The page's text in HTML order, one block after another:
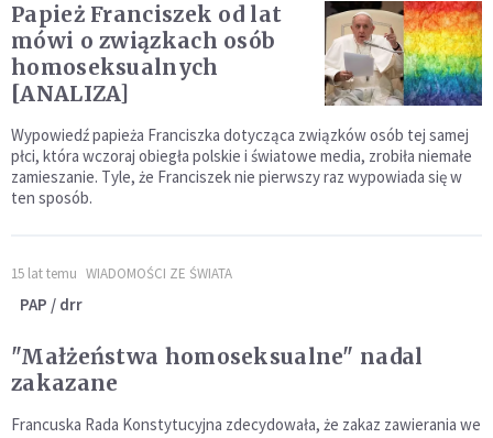
Papież Franciszek od lat
mówi o związkach osób
homoseksualnych
[ANALIZA]
Wypowiedź papieża Franciszka dotycząca związków osób tej samej
płci, która wczoraj obiegła polskie i światowe media, zrobiła niemałe
zamieszanie. Tyle, że Franciszek nie pierwszy raz wypowiada się w
ten sposób.
15 lat temu WIADOMOŚCI ZE ŚWIATA
PAP / drr
"Małżeństwa homoseksualne" nadal
zakazane
Francuska Rada Konstytucyjna zdecydowała, że zakaz zawierania we